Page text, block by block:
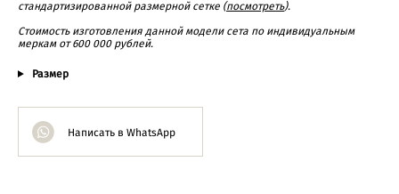
стандартизированной размерной сетке (посмотреть).
Cтоимость изготовления данной модели сета по индивидуальным
меркам от 600 000 рублей.
Размер
Написать в WhatsApp